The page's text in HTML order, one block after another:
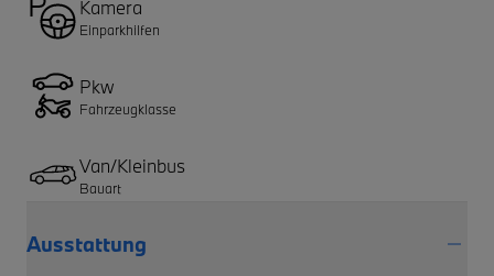
Kamera
Einparkhilfen
Pkw
Fahrzeugklasse
Van/Kleinbus
Bauart
Ausstattung